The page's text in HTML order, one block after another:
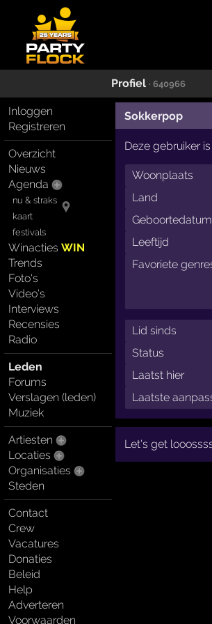
Profiel · 640966
Inloggen
Registreren
Overzicht
Nieuws
Agenda
nu & straks
kaart
festivals
WinactiesWIN
Trends
Foto's
Video's
Interviews
Recensies
Radio
Leden
Forums
Verslagen (leden)
Muziek
Artiesten
Locaties
Organisaties
Steden
Contact
Crew
Vacatures
Donaties
Beleid
Help
Adverteren
Voorwaarden
Sokkerpop
Deze gebruiker
Woonplaats
Land
Geboortedatum
Leeftijd
Favoriete
Lid sinds
Status
Laatst hier
Laatste
Let's get